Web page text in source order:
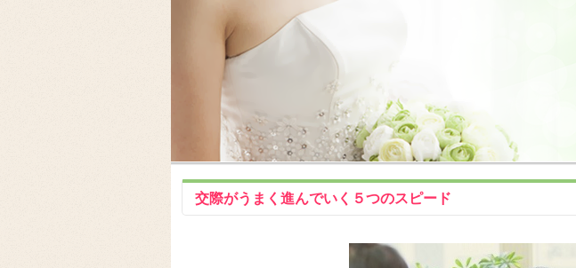
交際がうまく進んでいく５つのスピード